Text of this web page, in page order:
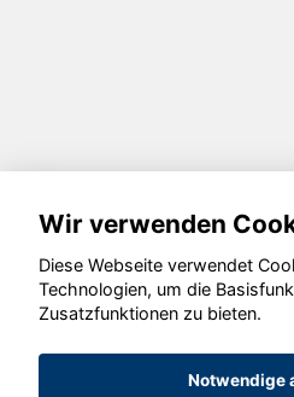
Wir verwenden
Diese Webseite verwendet
Technologien, um die
Zusatzfunktionen zu bieten.
Notwendige